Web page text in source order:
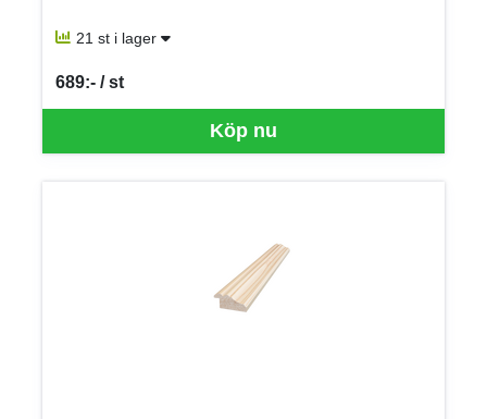
21 st i lager
Köp nu
689:- / st
SEK per ST